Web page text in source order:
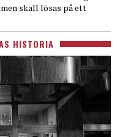
skall lösas på ett
HISTORIA